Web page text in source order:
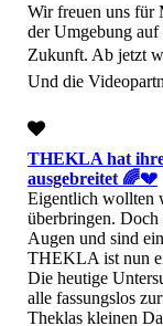
​Wir freuen uns für
der Umgebung auf
Zukunft. Ab jetzt
Und die
THEKLA hat
ausgebreitet 🌈💔
Eigentlich wollten
überbringen. Doch
Augen und sind
THEKLA ist nun
Die heutige
alle fassungslos
Theklas kleinen